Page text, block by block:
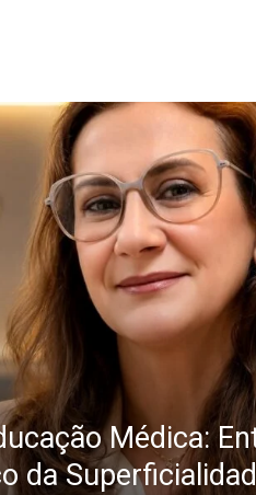
Médica:
da